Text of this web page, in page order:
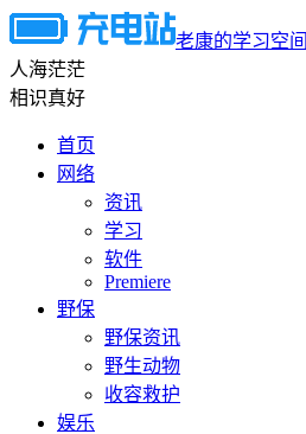
老康的学习空间
人海茫茫
相识真好
首页
网络
资讯
学习
软件
Premiere
野保
野保资讯
野生动物
收容救护
娱乐